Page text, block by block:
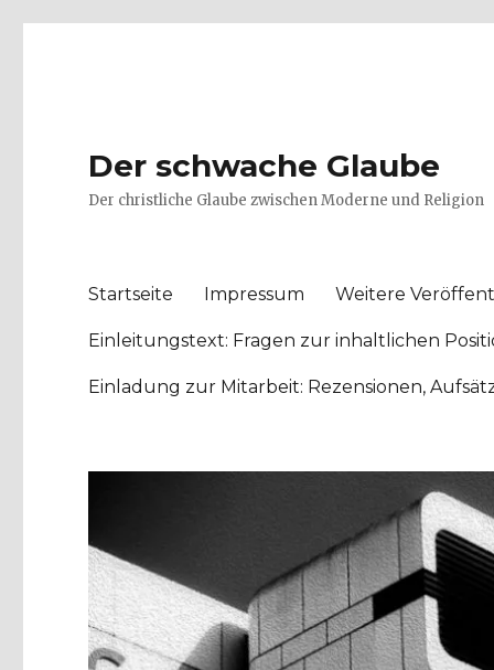
Der schwache Glaube
Der christliche Glaube zwischen Moderne und Religion
Startseite Impressum Weitere
Einleitungstext: Fragen zur inhaltlichen
Einladung zur Mitarbeit: Rezensionen,